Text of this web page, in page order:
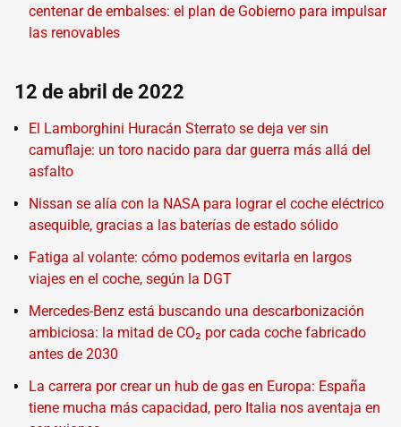
centenar de embalses: el plan de Gobierno para impulsar
las renovables
12 de abril de 2022
El Lamborghini Huracán Sterrato se deja ver sin
camuflaje: un toro nacido para dar guerra más allá del
asfalto
Nissan se alía con la NASA para lograr el coche eléctrico
asequible, gracias a las baterías de estado sólido
Fatiga al volante: cómo podemos evitarla en largos
viajes en el coche, según la DGT
Mercedes-Benz está buscando una descarbonización
ambiciosa: la mitad de CO₂ por cada coche fabricado
antes de 2030
La carrera por crear un hub de gas en Europa: España
tiene mucha más capacidad, pero Italia nos aventaja en